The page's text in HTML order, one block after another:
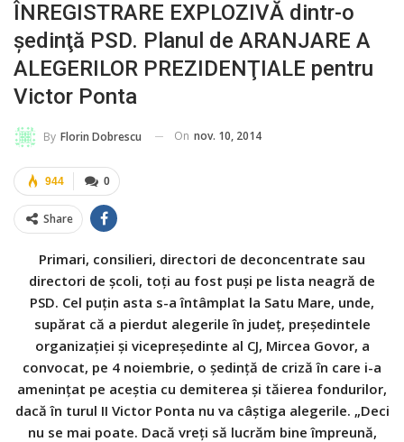
ÎNREGISTRARE EXPLOZIVĂ dintr-o
şedinţă PSD. Planul de ARANJARE A
ALEGERILOR PREZIDENŢIALE pentru
Victor Ponta
By Florin Dobrescu On nov. 10, 2014
0
944
Share
Primari, consilieri, directori de deconcentrate sau
directori de şcoli, toţi au fost puşi pe lista neagră de
PSD. Cel puţin asta s-a întâmplat la Satu Mare, unde,
supărat că a pierdut alegerile în judeţ, preşedintele
organizaţiei şi vicepreşedinte al CJ, Mircea Govor, a
convocat, pe 4 noiembrie, o şedinţă de criză în care i-a
ameninţat pe aceştia cu demiterea şi tăierea fondurilor,
dacă în turul II Victor Ponta nu va câştiga alegerile. „Deci
nu se mai poate. Dacă vreţi să lucrăm bine împreună,